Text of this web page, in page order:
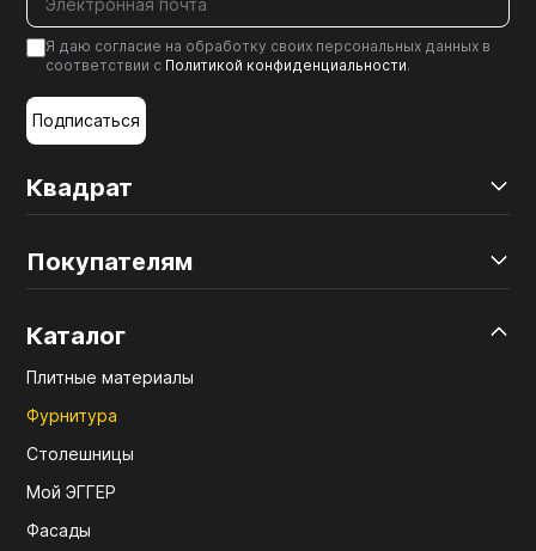
Квадрат
Покупателям
Каталог
Плитные материалы
Фурнитура
Столешницы
Мой ЭГГЕР
Фасады
Я даю согласие на обработку своих персональных данных в
соответствии с Политикой конфиденциальности.
Подписаться